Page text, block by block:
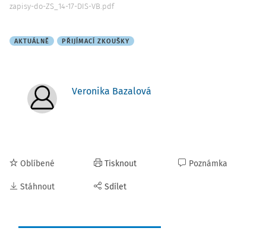
zapisy-do-ZS_14-17-DIS-VB.pdf
AKTUÁLNĚ PŘIJÍMACÍ ZKOUŠKY
Veronika Bazalová
Oblíbené
Stáhnout
Tisknout
Sdílet
Poznámka